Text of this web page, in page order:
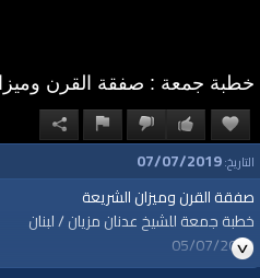
خطبة جمعة : صفقة القرن
التاريخ:07/07/2019
صفقة القرن وميزان الشريعة
خطبة جمعة للشيخ عدنان مزيان / لبنان
05/07/2019